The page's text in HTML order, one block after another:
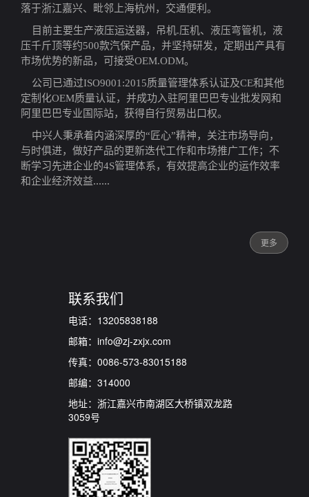
落于浙江嘉兴、毗邻上海杭州，交通便利。
目前主要生产液压运送器，吊机.压机、液压弯管机，液
压千斤顶等约500款汽保产品，并坚持研发，定期出产具有
市场优势的新品，可接受OEM.ODM。
公司已通过ISO9001:2015质量管理体系认证及CE和其他
定制化OEM质量认证，并成功入驻阿里巴巴专业批发网和
阿里巴巴专业国际站，获得自行贸易出口权。
中兴人秉承着内涵深厚的“匠心”精神，关注市场导向，
与时俱进，做好产品的更新迭代工作和市场推广工作；不
断学习先进企业的4S管理体系，有效提高企业的运作效率
和企业经济效益......
更多
联系我们
电话：13205838188
邮箱：info@zj-zxjx.com
传真：0086-573-83015188
邮编：314000
地址：浙江嘉兴市南湖区大桥镇双龙路
3059号